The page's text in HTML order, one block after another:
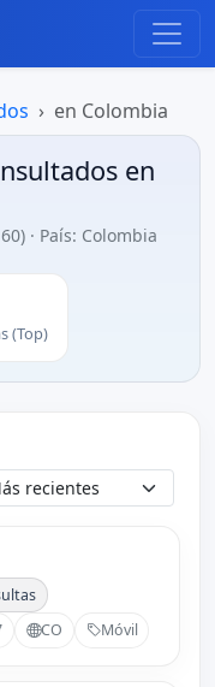
en Colombia
en
· País: Colombia
(Top)
CO Móvil